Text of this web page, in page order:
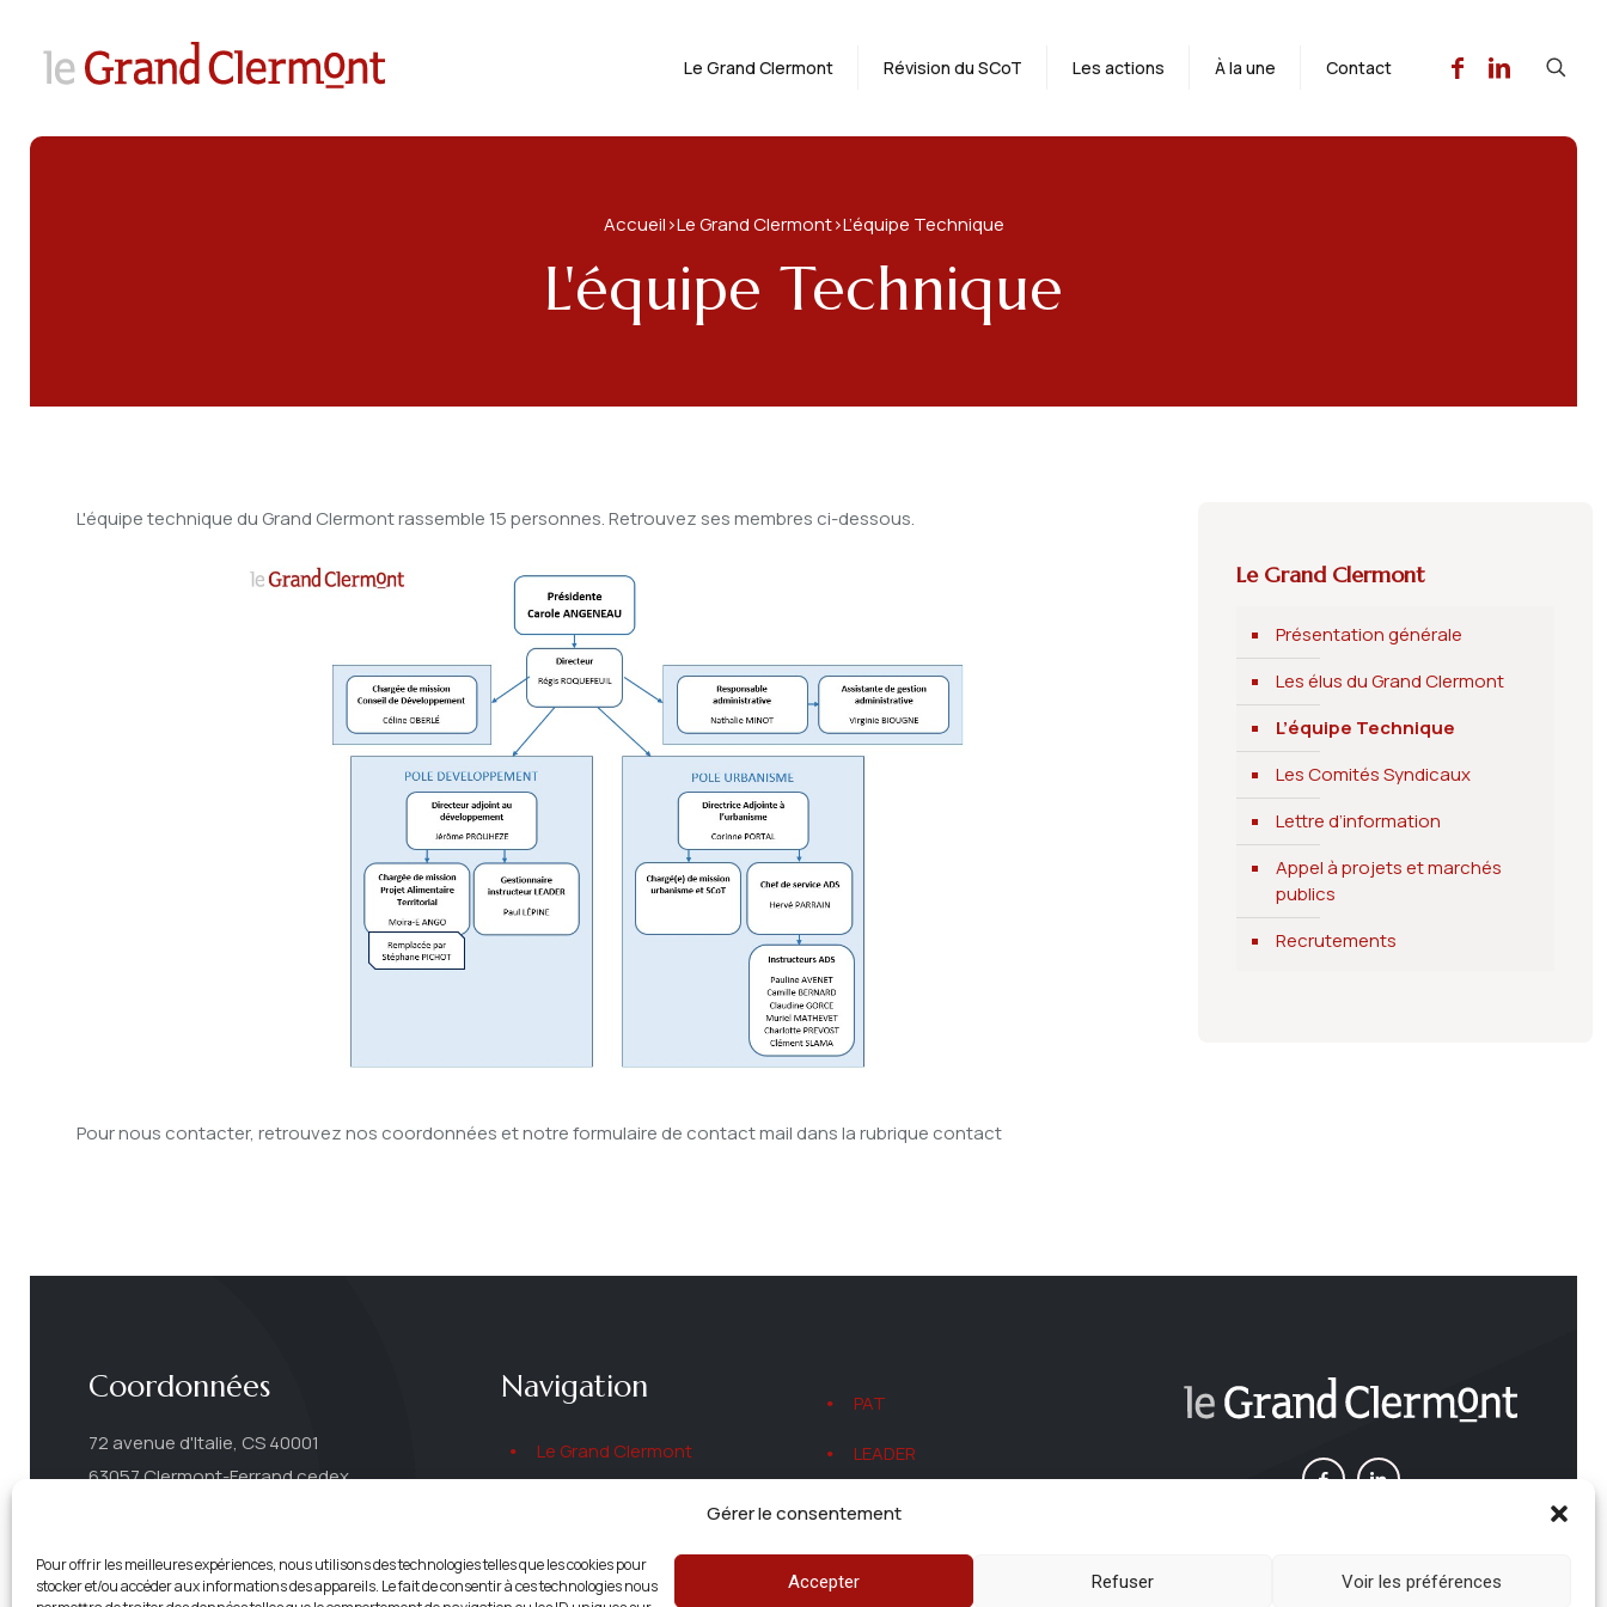
Gérer le consentement
Pour offrir les meilleures expériences, nous utilisons des technologies telles que les cookies pour
stocker et/ou accéder aux informations des appareils. Le fait de consentir à ces technologies nous
Accepter Refuser Voir les préférences
Le Grand Clermont Révision du SCoT Les actions À la une Contact
Accueil>Le Grand Clermont>L’équipe Technique
L'équipe Technique
L'équipe technique du Grand Clermont rassemble 15 personnes. Retrouvez ses membres ci-dessous.
Pour nous contacter, retrouvez nos coordonnées et notre formulaire de contact mail dans la rubrique contact
Le Grand Clermont
Présentation générale
Les élus du Grand Clermont
L’équipe Technique
Les Comités Syndicaux
Lettre d’information
Appel à projets et marchés
publics
Recrutements
Coordonnées
72 avenue d'Italie, CS 40001
63057 Clermont-Ferrand cedex
Navigation
Le Grand Clermont
Conseil de développement
PAT
LEADER
Autorisations d'Urbanisme
Autres projets